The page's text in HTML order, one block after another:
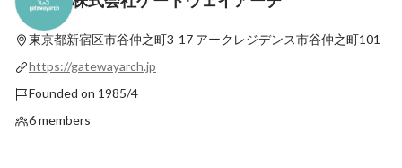
ル」に賭けるのか
Latest
東京都新宿区市谷仲之町3-17 アークレジデンス市谷仲之町101
https://gatewayarch.jp
Founded on 1985/4
6 members